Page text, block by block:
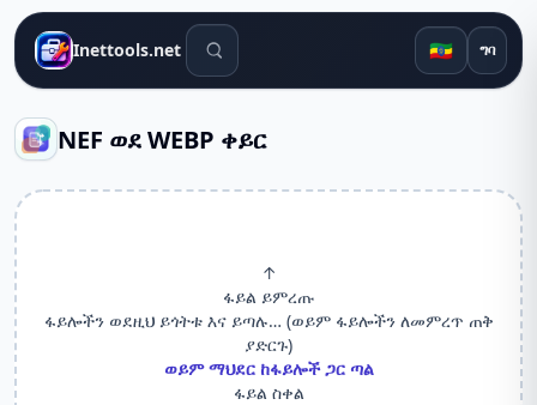
Inettools.net የፍለጋ መሳሪያዎች 🇪🇹 ግባ
NEF ወደ WEBP ቀይር
↑
ፋይል ይምረጡ
ፋይሎችን ወደዚህ ይጎትቱ እና ይጣሉ… (ወይም ፋይሎችን ለመምረጥ ጠቅ
ያድርጉ)
ወይም ማህደር ከፋይሎች ጋር ጣል
ፋይል ስቀል